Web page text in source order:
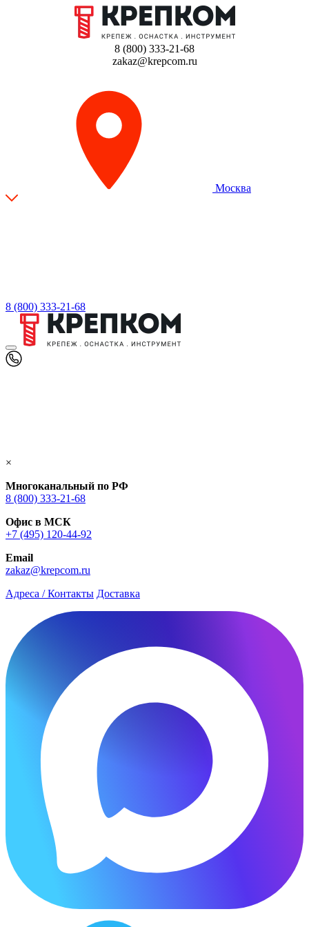
8 (800) 333-21-68
zakaz@krepcom.ru
Москва
8 (800) 333-21-68
×
Многоканальный по РФ
8 (800) 333‑21-68
Офис в МСК
+7 (495) 120-44-92
Email
zakaz@krepcom.ru
Адреса / Контакты Доставка